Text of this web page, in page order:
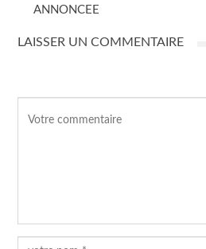
ANNONCEE
LAISSER UN COMMENTAIRE